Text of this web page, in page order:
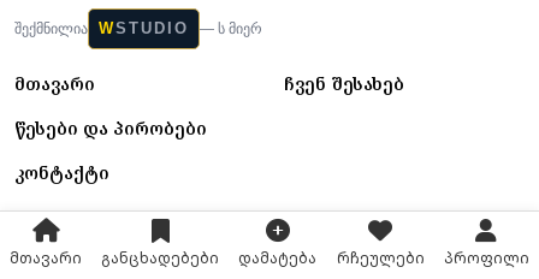
შექმნილია WSTUDIO — ს მიერ
მთავარი
წესები და პირობები
ჩვენ შესახებ
კონტაქტი
მთავარი განცხადებები დამატება რჩეულები პროფილი